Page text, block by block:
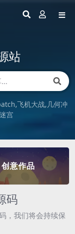
站
飞机大战 几何冲
迷宫
创意作品
码
，我们将会持续保